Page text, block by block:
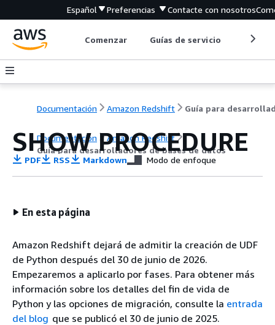
Español Preferencias Contacte con nosotros
Comenzar Guías de servicio
Documentación Amazon Redshift
Documentación
Amazon Redshift
Guía para desarrolladores de bases de datos
SHOW PROCEDURE
PDF RSS Markdown Modo de enfoque
En esta página
Amazon Redshift dejará de admitir la creación de UDF
de Python después del 30 de junio de 2026.
Empezaremos a aplicarlo por fases. Para obtener más
información sobre los detalles del fin de vida de
Python y las opciones de migración, consulte la entrada
del blog que se publicó el 30 de junio de 2025.